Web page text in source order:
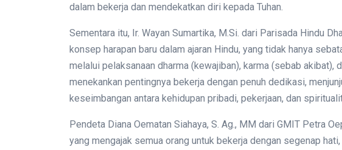
dalam bekerja dan mendekatkan diri kepada Tuhan.
Sementara itu, Ir. Wayan Sumartika, M.Si. dari Parisada Hindu
konsep harapan baru dalam ajaran Hindu, yang tidak hanya
melalui pelaksanaan dharma (kewajiban), karma (sebab akibat),
menekankan pentingnya bekerja dengan penuh dedikasi,
keseimbangan antara kehidupan pribadi, pekerjaan, dan
Pendeta Diana Oematan Siahaya, S. Ag., MM dari GMIT Petra
yang mengajak semua orang untuk bekerja dengan segenap